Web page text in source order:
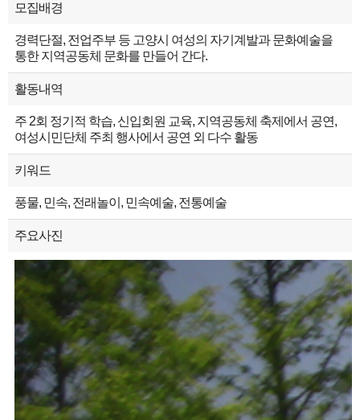
모집배경
경력단절, 전업주부 등 고양시 여성의 자기계발과 문화예술을
통한 지역공동체 문화를 만들어 간다.
활동내역
주 2회 정기적 학습, 신입회원 교육, 지역공동체 축제에서 공연,
여성시민단체 주최 행사에서 공연 외 다수 활동
키워드
풍물, 민속, 전래놀이, 민속예술, 전통예술
주요사진